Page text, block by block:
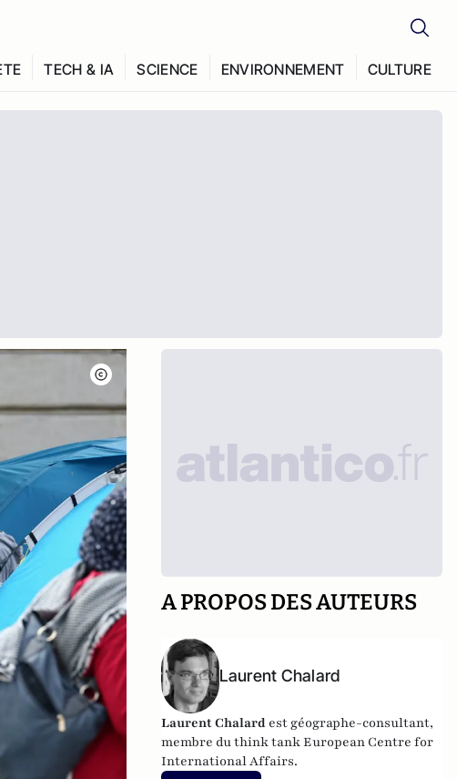
TECH & IA SCIENCE ENVIRONNEMENT CULTURE
A PROPOS DES AUTEURS
Laurent Chalard
Laurent Chalard est géographe-consultant,
membre du think tankEuropean Centre for
International Affairs.